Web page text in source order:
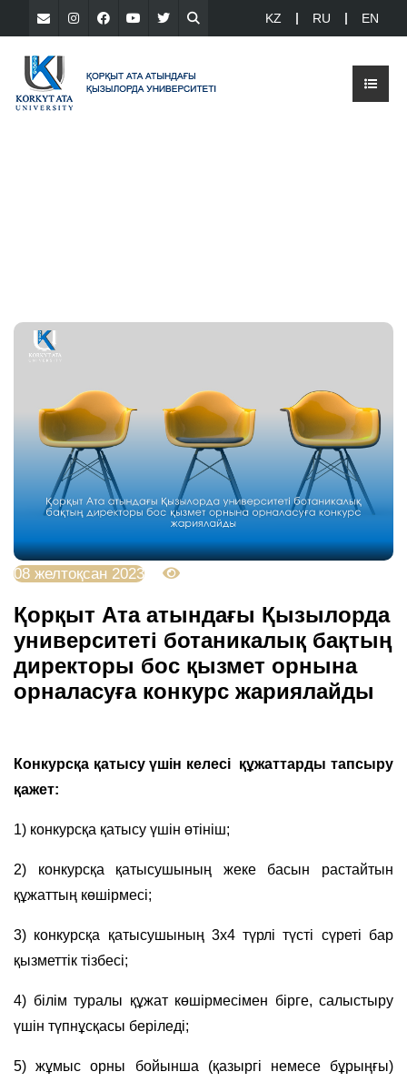
KZ RU EN
08 желтоқсан 2023
Қорқыт Ата атындағы Қызылорда
университеті ботаникалық бақтың
директоры бос қызмет орнына
орналасуға конкурс жариялайды
Конкурсқа қатысу үшін келесі құжаттарды тапсыру
қажет:
1) конкурсқа қатысу үшін өтініш;
2) конкурсқа қатысушының жеке басын растайтын
құжаттың көшірмесі;
3) конкурсқа қатысушының 3х4 түрлі түсті сүреті бар
қызметтік тізбесі;
4) білім туралы құжат көшірмесімен бірге, салыстыру
үшін түпнұсқасы беріледі;
5) жұмыс орны бойынша (қазыргі немесе бұрыңғы)